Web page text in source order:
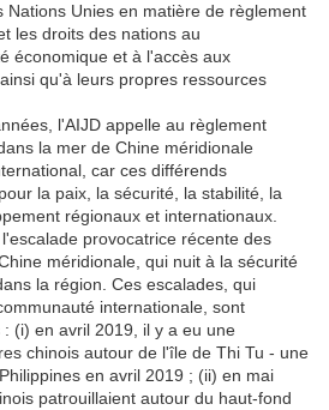
Nations Unies en matière de règlement
les droits des nations au
économique et à l'accès aux
qu'à leurs propres ressources
l'AIJD appelle au règlement
la mer de Chine méridionale
car ces différends
la paix, la sécurité, la stabilité, la
régionaux et internationaux.
provocatrice récente des
méridionale, qui nuit à la sécurité
la région. Ces escalades, qui
internationale, sont
(i) en avril 2019, il y a eu une
chinois autour de l'île de Thi Tu - une
en avril 2019 ; (ii) en mai
patrouillaient autour du haut-fond